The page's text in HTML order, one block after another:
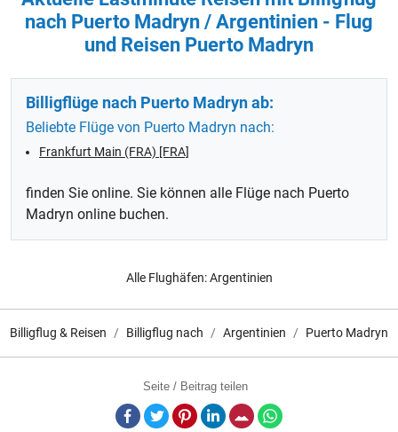
nach Puerto Madryn / Argentinien - Flug
und Reisen Puerto Madryn
Billigflüge nach Puerto Madryn ab:
Beliebte Flüge von Puerto Madryn nach:
Frankfurt Main (FRA) [FRA]
finden Sie online. Sie können alle Flüge nach Puerto
Madryn online buchen.
Alle Flughäfen:Argentinien
Billigflug & Reisen Billigflug nach Argentinien Puerto Madryn
Seite / Beitrag teilen
Facebook
TwitterPinterestLinkedInE-Mail